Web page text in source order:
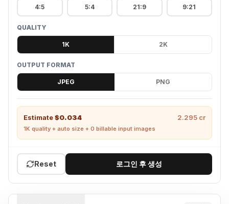
4:5 5:4 21:9 9:21
QUALITY
1K 2K
OUTPUT FORMAT
JPEG PNG
Estimate$0.034 2.295 cr
1K quality + auto size + 0 billable input images
Reset 로그인 후 생성